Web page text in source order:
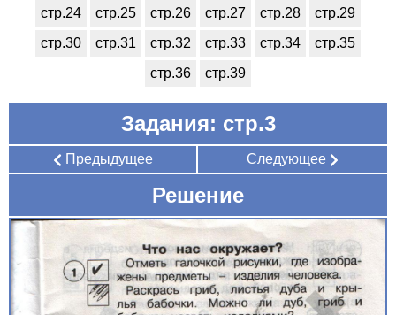
стр.24
стр.25 стр.26 стр.27 стр.28
стр.29
стр.30
стр.31 стр.32 стр.33 стр.34
стр.35
стр.36
стр.39
Задания: стр.3
Предыдущее Следующее
Решение